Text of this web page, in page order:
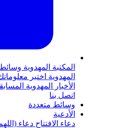
المكتبة المهدوية
المهدوية اختبر
الأخبار المهدوية
اتصل بنا
وسائط متعددة
الأدعية
دعاء الافتتاح دعاء